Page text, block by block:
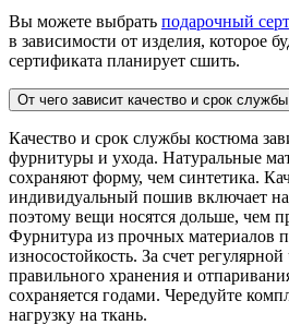
Вы можете выбрать подарочный
в зависимости от изделия, которое
сертификата планирует сшить.
От чего зависит качество и срок
Качество и срок службы костюма
фурнитуры и ухода. Натуральные
сохраняют форму, чем синтетика.
индивидуальный пошив включает
поэтому вещи носятся дольше, чем
Фурнитура из прочных материалов
износостойкость. За счет
правильного хранения и
сохраняется годами. Чередуйте
нагрузку на ткань.